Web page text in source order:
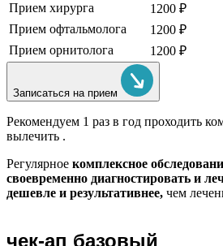
Прием хирурга
1200 ₽
Прием офтальмолога
1200 ₽
Прием орнитолога
1200 ₽
Записаться на прием
Рекомендуем 1 раз в год проходить
вылечить .
Регулярное комплексное
своевременно диагностировать и
дешевле и результативнее, чем
чек-ап базовый